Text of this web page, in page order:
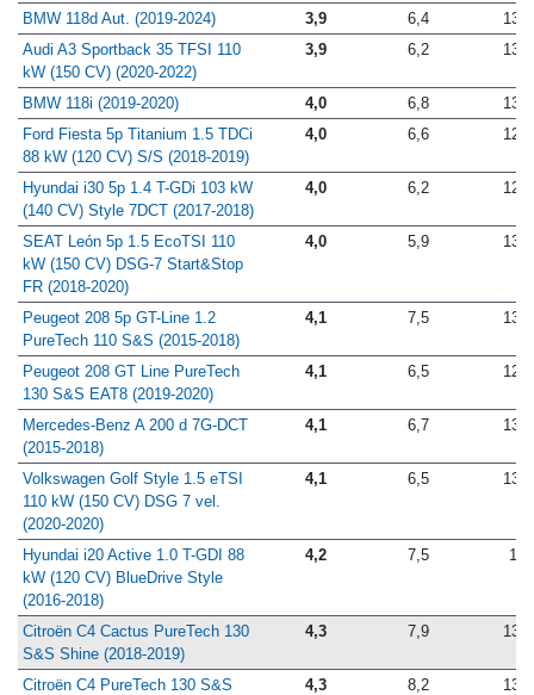
BMW 118d Aut. (2019-2024) 3,9 6,4
13,4
Audi A3 Sportback 35 TFSI 110
kW (150 CV) (2020-2022)
3,9 6,2 13,4
BMW 118i (2019-2020) 4,0 6,8
13,6
Ford Fiesta 5p Titanium 1.5 TDCi
88 kW (120 CV) S/S (2018-2019)
4,0 6,6 12,6
Hyundai i30 5p 1.4 T-GDi 103 kW
(140 CV) Style 7DCT (2017-2018)
4,0 6,2 12,6
SEAT León 5p 1.5 EcoTSI 110
kW (150 CV) DSG-7 Start&Stop
FR (2018-2020)
4,0 5,9 13,3
Peugeot 208 5p GT-Line 1.2
PureTech 110 S&S (2015-2018)
4,1 7,5 13,5
Peugeot 208 GT Line PureTech
130 S&S EAT8 (2019-2020)
4,1 6,5 12,7
Mercedes-Benz A 200 d 7G-DCT
(2015-2018)
4,1 6,7 13,8
Volkswagen Golf Style 1.5 eTSI
110 kW (150 CV) DSG 7 vel.
(2020-2020)
4,1 6,5 13,9
Hyundai i20 Active 1.0 T-GDI 88
kW (120 CV) BlueDrive Style
(2016-2018)
4,2 7,5 13
Citroën C4 Cactus PureTech 130
S&S Shine (2018-2019)
4,3 7,9 13,8
Citroën C4 PureTech 130 S&S 4,3 8,2 13,1